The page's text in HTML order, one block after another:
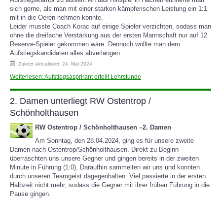
sich gerne, als man mit einer starken kämpferischen Leistung ein 1:1
mit in die Oeren nehmen konnte.
Leider musste Coach Korac auf einige Spieler verzichten, sodass man
ohne die dreifache Verstärkung aus der ersten Mannschaft nur auf 12
Reserve-Spieler gekommen wäre. Dennoch wollte man dem
Aufstiegskandidaten alles abverlangen.
Zuletzt aktualisiert: 24. Mai 2024
Weiterlesen: Aufstiegsasprirant erteilt Lehrstunde
2. Damen unterliegt RW Ostentrop /
Schönholthausen
RW Ostentrop / Schönholthausen –2. Damen
Am Sonntag, den 28.04.2024, ging es für unsere zweite
Damen nach Ostentrop/Schönholthausen Direkt zu Beginn
überraschten uns unsere Gegner und gingen bereits in der zweiten
Minute in Führung (1:0). Daraufhin sammelten wir uns und konnten
durch unseren Teamgeist dagegenhalten Viel passierte in der ersten
Halbzeit nicht mehr, sodass die Gegner mit ihrer frühen Führung in die
Pause gingen.